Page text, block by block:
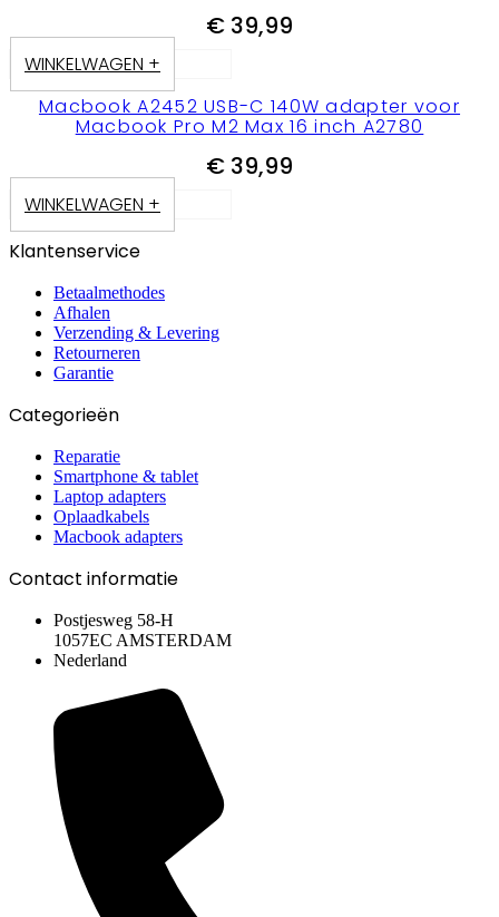
€ 39,99
WINKELWAGEN +
Macbook A2452 USB-C 140W adapter voor
Macbook Pro M2 Max 16 inch A2780
€ 39,99
WINKELWAGEN +
Klantenservice
Betaalmethodes
Afhalen
Verzending & Levering
Retourneren
Garantie
Categorieën
Reparatie
Smartphone & tablet
Laptop adapters
Oplaadkabels
Macbook adapters
Contact informatie
Postjesweg 58-H
1057EC AMSTERDAM
Nederland